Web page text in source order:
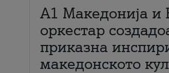
А1 Македонија и
оркестар
приказна
македонското